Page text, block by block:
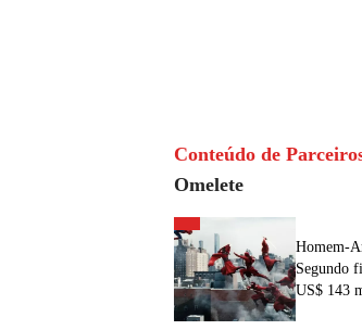
Conteúdo de
Omelete
Homem-
Segundo
US$ 143